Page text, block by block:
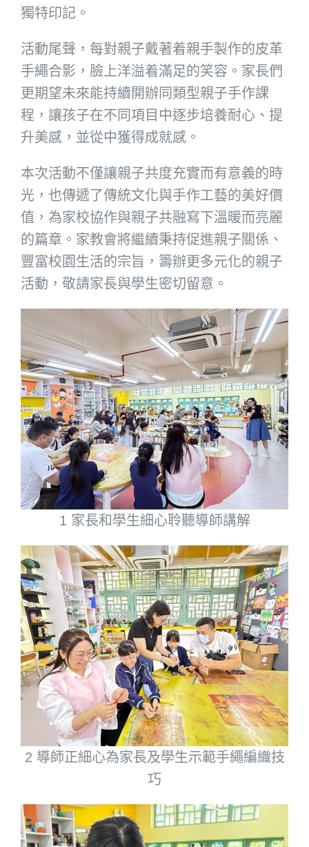
獨特印記。
活動尾聲，每對親子戴著着親手製作的皮革
手繩合影，臉上洋溢着滿足的笑容。家長們
更期望未來能持續開辦同類型親子手作課
程，讓孩子在不同項目中逐步培養耐心、提
升美感，並從中獲得成就感。
本次活動不僅讓親子共度充實而有意義的時
光，也傳遞了傳統文化與手作工藝的美好價
值，為家校協作與親子共融寫下溫暖而亮麗
的篇章。家教會將繼續秉持促進親子關係、
豐富校園生活的宗旨，籌辦更多元化的親子
活動，敬請家長與學生密切留意。
1 家長和學生細心聆聽導師講解
2 導師正細心為家長及學生示範手繩編織技
巧